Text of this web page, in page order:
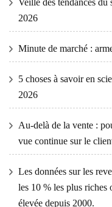
Veille des tendances du
2026
Minute de marché :
5 choses à savoir en
2026
Au-delà de la vente :
vue continue sur le
Les données sur les
les 10 % les plus riches
élevée depuis 2000.